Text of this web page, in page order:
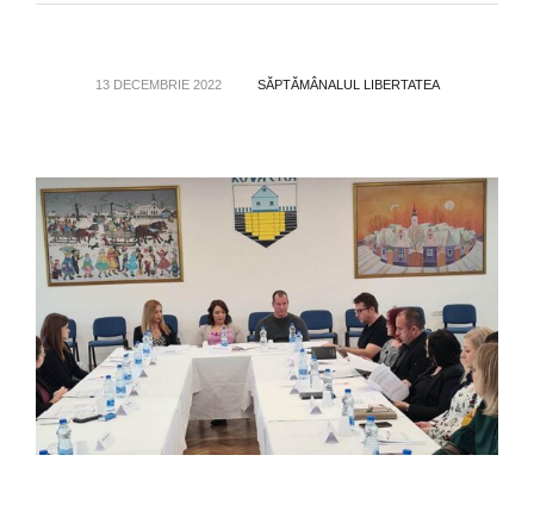
13 DECEMBRIE 2022 SĂPTĂMÂNALUL LIBERTATEA